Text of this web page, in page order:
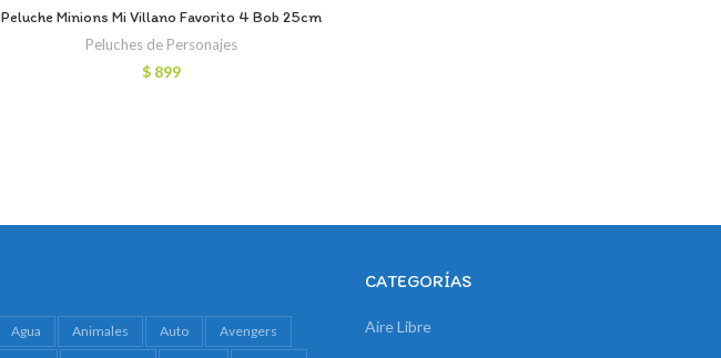
Peluche Minions Mi Villano Favorito 4 Bob 25cm
Peluches de Personajes
$ 899
Agua Animales Auto
Avengers
CATEGORÍAS
Aire Libre